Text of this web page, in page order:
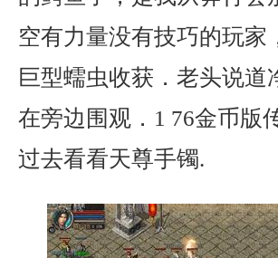
空有力量没有技巧的玩家
巨型蠕虫收获．老头说
在旁边围观．1 76金币版
过去看看天尊手镯.